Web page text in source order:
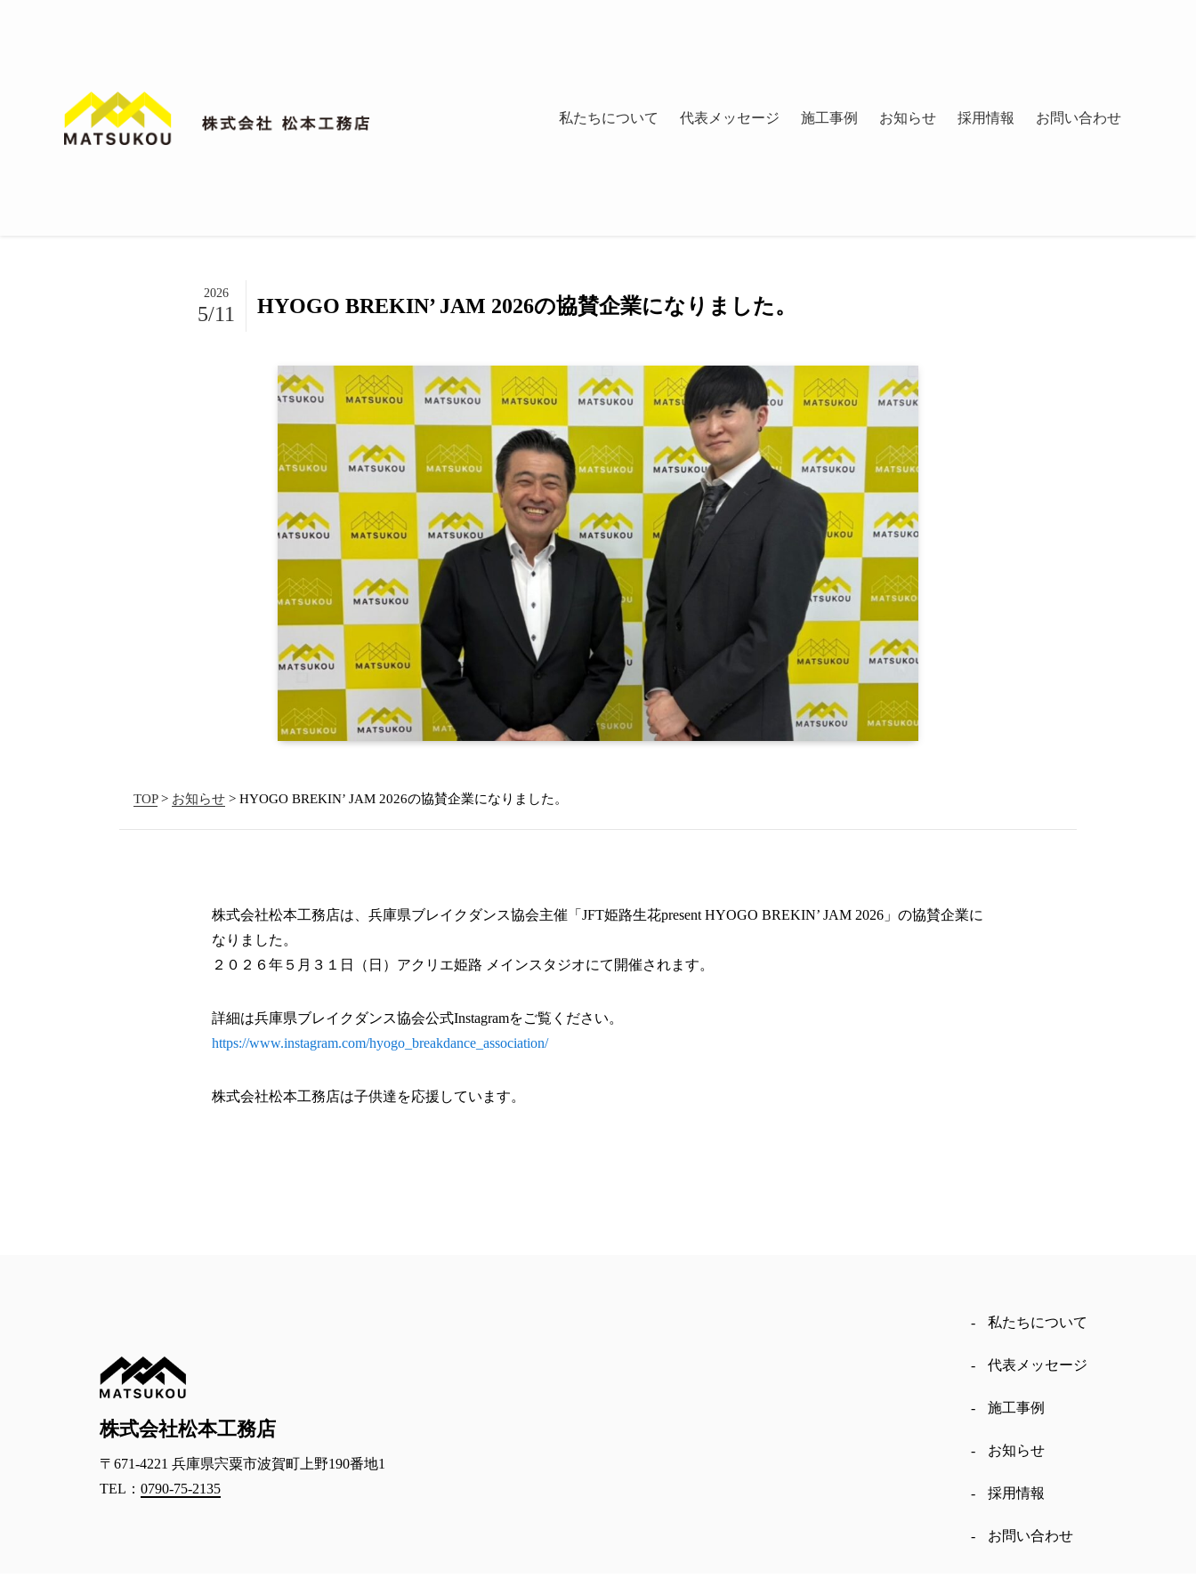
私たちについて 代表メッセージ 施工事例 お知らせ 採用情報 お問い合わせ
HYOGO BREKIN’ JAM 2026の協賛企業になりました。
2026
5/11
TOP> お知らせ > HYOGO BREKIN’ JAM 2026の協賛企業になりました。
株式会社松本工務店は、兵庫県ブレイクダンス協会主催「JFT姫路生花present HYOGO BREKIN’ JAM 2026」の協賛企業に
なりました。
２０２６年５月３１日（日）アクリエ姫路 メインスタジオにて開催されます。
詳細は兵庫県ブレイクダンス協会公式Instagramをご覧ください。
https://www.instagram.com/hyogo_breakdance_association/
株式会社松本工務店は子供達を応援しています。
株式会社松本工務店
〒671-4221 兵庫県宍粟市波賀町上野190番地1
TEL：0790-75-2135
私たちについて
代表メッセージ
施工事例
お知らせ
採用情報
お問い合わせ